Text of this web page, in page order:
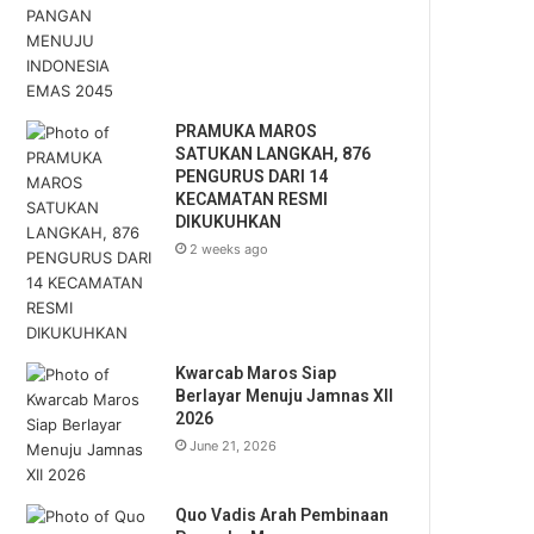
PRAMUKA MAROS
SATUKAN LANGKAH, 876
PENGURUS DARI 14
KECAMATAN RESMI
DIKUKUHKAN
2 weeks ago
Kwarcab Maros Siap
Berlayar Menuju Jamnas XII
2026
June 21, 2026
Quo Vadis Arah Pembinaan